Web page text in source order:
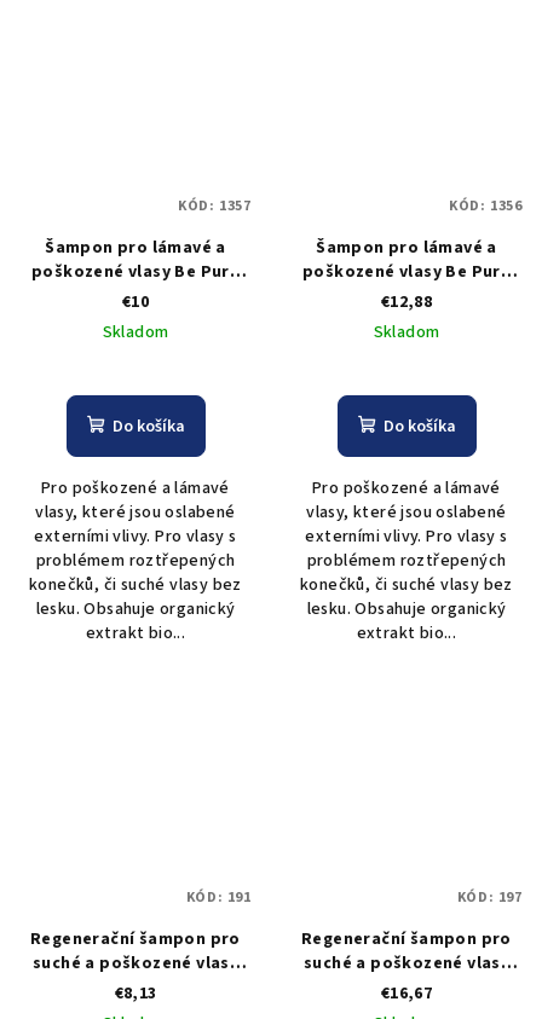
Šampon pro lámavé a
poškozené vlasy Be Pure
Restore Shampoo - 500 ml
€10
Skladom
Do košíka
Pro poškozené a lámavé
vlasy, které jsou oslabené
externími vlivy. Pro vlasy s
problémem roztřepených
konečků, či suché vlasy bez
lesku. Obsahuje organický
extrakt bio...
KÓD: 1357
Šampon pro lámavé a
poškozené vlasy Be Pure
Restore Shampoo - 1000 ml
€12,88
Skladom
Do košíka
Pro poškozené a lámavé
vlasy, které jsou oslabené
externími vlivy. Pro vlasy s
problémem roztřepených
konečků, či suché vlasy bez
lesku. Obsahuje organický
extrakt bio...
KÓD: 1356
Regenerační šampon pro
suché a poškozené vlasy
Kléral Orchid Oil Keratin
Dry & Damaged Shampoo -
€8,13
KÓD: 191
Regenerační šampon pro
suché a poškozené vlasy
Kléral Orchid Oil Keratin
Dry & Damaged Shampoo -
€16,67
KÓD: 197